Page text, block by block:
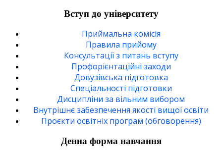
Вступ до університету
Приймальна комісія
Правила прийому
Консультації з питань вступу
Профорієнтаційні заходи
Довузівська підготовка
Спецiальностi підготовки
Дисципліни за вільним вибором
Внутрішнє забезпечення якості вищої освіти
Проєкти освітніх програм (обговорення)
Денна форма навчання